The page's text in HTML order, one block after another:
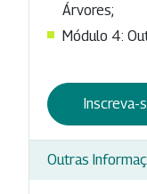
Árvores;
Módulo 4:
Inscreva-
Outras